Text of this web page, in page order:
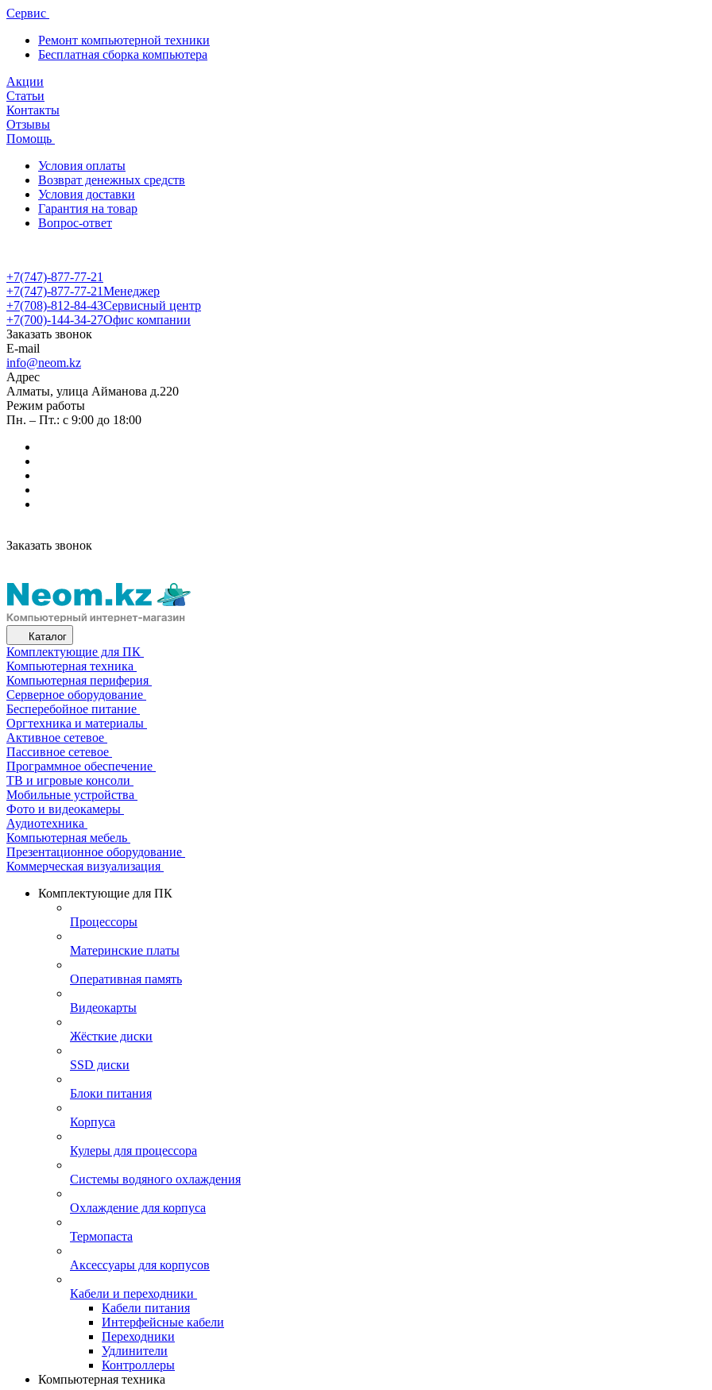
Сервис
Ремонт компьютерной техники
Бесплатная сборка компьютера
Акции
Статьи
Контакты
Отзывы
Помощь
Условия оплаты
Возврат денежных средств
Условия доставки
Гарантия на товар
Вопрос-ответ
+7(747)-877-77-21
+7(747)-877-77-21Менеджер
+7(708)-812-84-43Сервисный центр
+7(700)-144-34-27Офис компании
Заказать звонок
E-mail
info@neom.kz
Адрес
Алматы, улица Айманова д.220
Режим работы
Пн. – Пт.: с 9:00 до 18:00
Заказать звонок
Каталог
Комплектующие для ПК
Компьютерная техника
Компьютерная периферия
Серверное оборудование
Бесперебойное питание
Оргтехника и материалы
Активное сетевое
Пассивное сетевое
Программное обеспечение
ТВ и игровые консоли
Мобильные устройства
Фото и видеокамеры
Аудиотехника
Компьютерная мебель
Презентационное оборудование
Коммерческая визуализация
Комплектующие для ПК
Процессоры
Материнские платы
Оперативная память
Видеокарты
Жёсткие диски
SSD диски
Блоки питания
Корпуса
Кулеры для процессора
Системы водяного охлаждения
Охлаждение для корпуса
Термопаста
Аксессуары для корпусов
Кабели и переходники
Кабели питания
Интерфейсные кабели
Переходники
Удлинители
Контроллеры
Компьютерная техника